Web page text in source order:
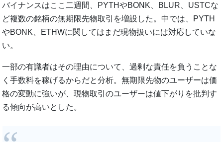
バイナンスはここ二週間、PYTHやBONK、BLUR、USTCな
ど複数の銘柄の無期限先物取引を増設した。中では、PYTH
やBONK、ETHWに関してはまだ現物扱いには対応していな
い。
一部の有識者はその理由について、過剰な責任を負うことな
く手数料を稼げるからだと分析。無期限先物のユーザーは価
格の変動に強いが、現物取引のユーザーは値下がりを批判す
る傾向が高いとした。